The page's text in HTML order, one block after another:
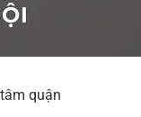
quận